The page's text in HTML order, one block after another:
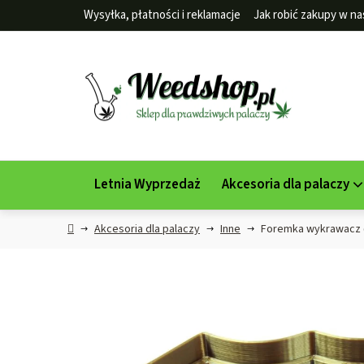
Wysyłka, płatności i reklamacje Jak robić zakupy w
Letnia Wyprzedaż Akcesoria dla palaczy
HomeAkcesoria dla palaczy Inne Foremka